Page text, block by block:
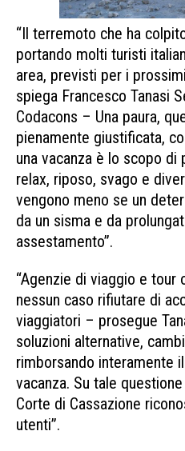
“Il terremoto che ha
portando molti turisti
area, previsti per i
spiega Francesco Tanasi
Codacons – Una paura,
pienamente giustificata,
una vacanza è lo scopo di
relax, riposo, svago e
vengono meno se un
da un sisma e da
assestamento”.
“Agenzie di viaggio e tour
nessun caso rifiutare di
viaggiatori – prosegue
soluzioni alternative,
rimborsando interamente
vacanza. Su tale
Corte di Cassazione
utenti”.